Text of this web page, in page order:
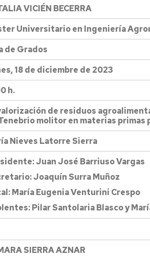
ecológicos
Jornadas
de
Ciencia
y
Tecnología
de
puertas
abiertas
Miércoles
a
las
12
Premios
Presentación
EPS
VICIÉN BECERRA
Universitario en Ingeniería
de Grados
18 de diciembre de 2023
h.
de residuos
molitor en materias
Nieves Latorre Sierra
Juan José Barriuso Vargas
Joaquín Surra Muñoz
María Eugenia Venturini Crespo
Pilar Santolaria Blasco y
SIERRA AZNAR